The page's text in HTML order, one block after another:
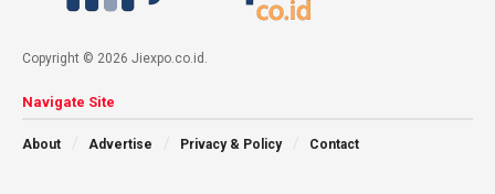
Copyright © 2026 Jiexpo.co.id.
Navigate Site
About Advertise Privacy & Policy Contact